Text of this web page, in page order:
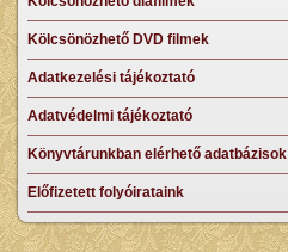
Kölcsönözhető DVD filmek
Adatkezelési tájékoztató
Adatvédelmi tájékoztató
Könyvtárunkban elérhető adatbázisok
Előfizetett folyóirataink